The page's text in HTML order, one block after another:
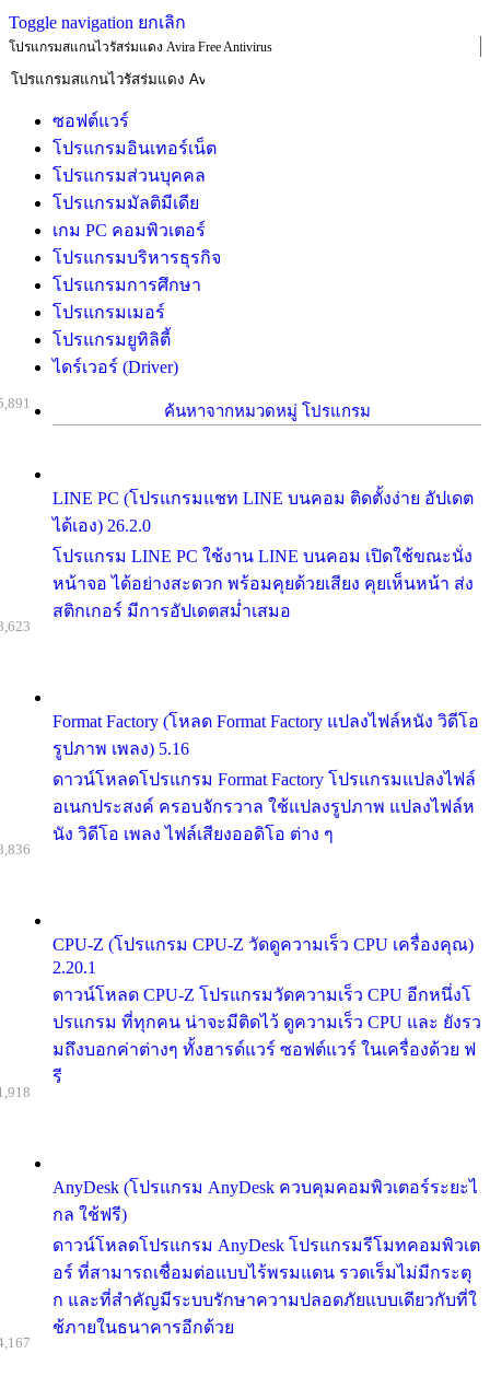
Toggle navigation ยกเลิก
โปรแกรมสแกนไวรัสร่มแดง Avira Free Antivirus
ซอฟต์แวร์
โปรแกรมอินเทอร์เน็ต
โปรแกรมส่วนบุคคล
โปรแกรมมัลติมีเดีย
เกม PC คอมพิวเตอร์
โปรแกรมบริหารธุรกิจ
โปรแกรมการศึกษา
โปรแกรมเมอร์
โปรแกรมยูทิลิตี้
ไดร์เวอร์ (Driver)
ค้นหาจากหมวดหมู่ โปรแกรม
LINE PC (โปรแกรมแชท LINE บนคอม ติดตั้งง่าย อัปเดต
ได้เอง) 26.2.0
โปรแกรม LINE PC ใช้งาน LINE บนคอม เปิดใช้ขณะนั่ง
หน้าจอ ได้อย่างสะดวก พร้อมคุยด้วยเสียง คุยเห็นหน้า ส่ง
สติกเกอร์ มีการอัปเดตสม่ำเสมอ
Format Factory (โหลด Format Factory แปลงไฟล์หนัง วิดีโอ
รูปภาพ เพลง) 5.16
ดาวน์โหลดโปรแกรม Format Factory โปรแกรมแปลงไฟล์
อเนกประสงค์ ครอบจักรวาล ใช้แปลงรูปภาพ แปลงไฟล์ห
นัง วิดีโอ เพลง ไฟล์เสียงออดิโอ ต่าง ๆ
CPU-Z (โปรแกรม CPU-Z วัดดูความเร็ว CPU เครื่องคุณ)
2.20.1
ดาวน์โหลด CPU-Z โปรแกรมวัดความเร็ว CPU อีกหนึ่งโ
ปรแกรม ที่ทุกคน น่าจะมีติดไว้ ดูความเร็ว CPU และ ยังรว
มถึงบอกค่าต่างๆ ทั้งฮารด์แวร์ ซอฟต์แวร์ ในเครื่องด้วย ฟ
รี
AnyDesk (โปรแกรม AnyDesk ควบคุมคอมพิวเตอร์ระยะไ
กล ใช้ฟรี)
ดาวน์โหลดโปรแกรม AnyDesk โปรแกรมรีโมทคอมพิวเต
อร์ ที่สามารถเชื่อมต่อแบบไร้พรมแดน รวดเร็มไม่มีกระตุ
ก และที่สำคัญมีระบบรักษาความปลอดภัยแบบเดียวกับที่ใ
ช้ภายในธนาคารอีกด้วย